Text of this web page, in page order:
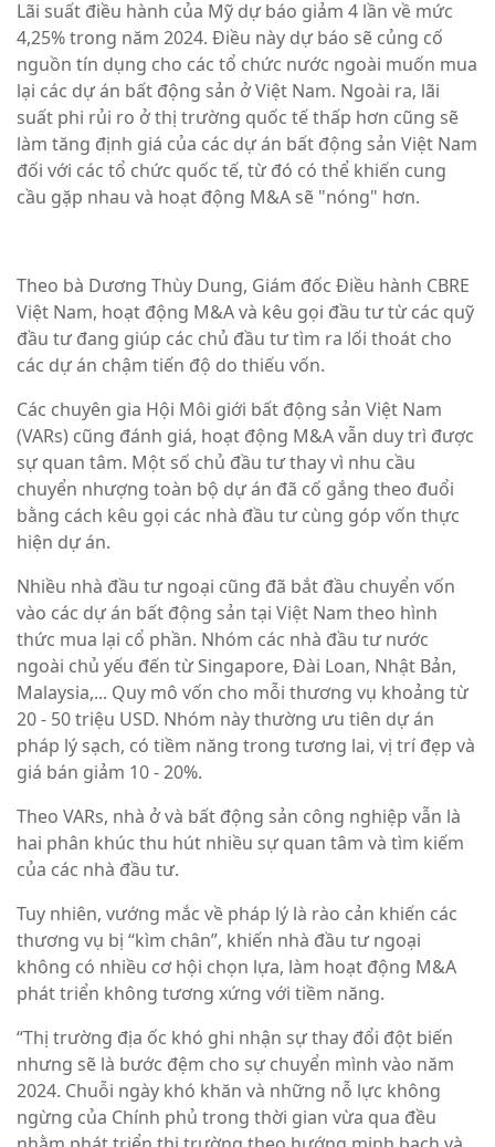
Lãi suất điều hành của Mỹ dự báo giảm 4 lần về mức
4,25% trong năm 2024. Điều này dự báo sẽ củng cố
nguồn tín dụng cho các tổ chức nước ngoài muốn mua
lại các dự án bất động sản ở Việt Nam. Ngoài ra, lãi
suất phi rủi ro ở thị trường quốc tế thấp hơn cũng sẽ
làm tăng định giá của các dự án bất động sản Việt Nam
đối với các tổ chức quốc tế, từ đó có thể khiến cung
cầu gặp nhau và hoạt động M&A sẽ "nóng" hơn.
Theo bà Dương Thùy Dung, Giám đốc Điều hành CBRE
Việt Nam, hoạt động M&A và kêu gọi đầu tư từ các quỹ
đầu tư đang giúp các chủ đầu tư tìm ra lối thoát cho
các dự án chậm tiến độ do thiếu vốn.
Các chuyên gia Hội Môi giới bất động sản Việt Nam
(VARs) cũng đánh giá, hoạt động M&A vẫn duy trì được
sự quan tâm. Một số chủ đầu tư thay vì nhu cầu
chuyển nhượng toàn bộ dự án đã cố gắng theo đuổi
bằng cách kêu gọi các nhà đầu tư cùng góp vốn thực
hiện dự án.
Nhiều nhà đầu tư ngoại cũng đã bắt đầu chuyển vốn
vào các dự án bất động sản tại Việt Nam theo hình
thức mua lại cổ phần. Nhóm các nhà đầu tư nước
ngoài chủ yếu đến từ Singapore, Đài Loan, Nhật Bản,
Malaysia,... Quy mô vốn cho mỗi thương vụ khoảng từ
20 - 50 triệu USD. Nhóm này thường ưu tiên dự án
pháp lý sạch, có tiềm năng trong tương lai, vị trí đẹp và
giá bán giảm 10 - 20%.
Theo VARs, nhà ở và bất động sản công nghiệp vẫn là
hai phân khúc thu hút nhiều sự quan tâm và tìm kiếm
của các nhà đầu tư.
Tuy nhiên, vướng mắc về pháp lý là rào cản khiến các
thương vụ bị “kìm chân”, khiến nhà đầu tư ngoại
không có nhiều cơ hội chọn lựa, làm hoạt động M&A
phát triển không tương xứng với tiềm năng.
“Thị trường địa ốc khó ghi nhận sự thay đổi đột biến
nhưng sẽ là bước đệm cho sự chuyển mình vào năm
2024. Chuỗi ngày khó khăn và những nỗ lực không
ngừng của Chính phủ trong thời gian vừa qua đều